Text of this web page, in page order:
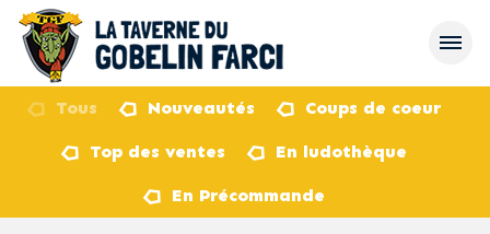
Tous Nouveautés Coups de coeur
Top des ventes En ludothèque
En Précommande